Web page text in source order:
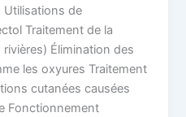
Utilisations de
Traitement de la
Élimination des
les oxyures Traitement
cutanées causées
Fonctionnement